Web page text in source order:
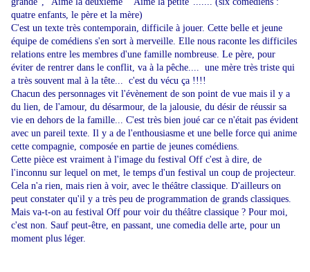
quatre enfants, le père et la mère)
C'est un texte très contemporain, difficile à jouer. Cette belle et jeune
équipe de comédiens s'en sort à merveille. Elle nous raconte les difficiles
relations entre les membres d'une famille nombreuse. Le père, pour
éviter de rentrer dans le conflit, va à la pêche.... une mère très triste qui
a très souvent mal à la tête... c'est du vécu ça !!!!
Chacun des personnages vit l'évènement de son point de vue mais il y a
du lien, de l'amour, du désarmour, de la jalousie, du désir de réussir sa
vie en dehors de la famille... C'est très bien joué car ce n'était pas évident
avec un pareil texte. Il y a de l'enthousiasme et une belle force qui anime
cette compagnie, composée en partie de jeunes comédiens.
Cette pièce est vraiment à l'image du festival Off c'est à dire, de
l'inconnu sur lequel on met, le temps d'un festival un coup de projecteur.
Cela n'a rien, mais rien à voir, avec le théâtre classique. D'ailleurs on
peut constater qu'il y a très peu de programmation de grands classiques.
Mais va-t-on au festival Off pour voir du théâtre classique ? Pour moi,
c'est non. Sauf peut-être, en passant, une comedia delle arte, pour un
moment plus léger.